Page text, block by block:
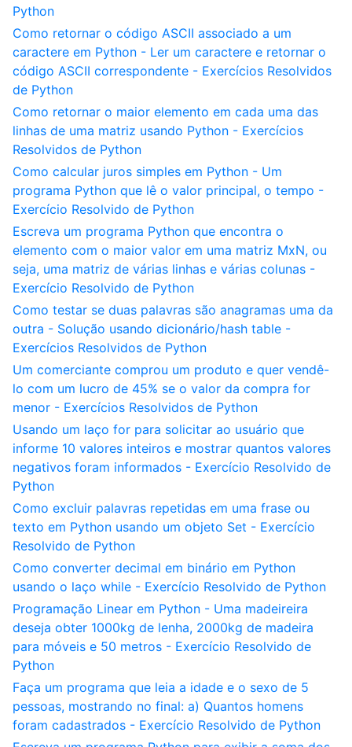
Python
Como retornar o código ASCII associado a um
caractere em Python - Ler um caractere e retornar o
código ASCII correspondente - Exercícios Resolvidos
de Python
Como retornar o maior elemento em cada uma das
linhas de uma matriz usando Python - Exercícios
Resolvidos de Python
Como calcular juros simples em Python - Um
programa Python que lê o valor principal, o tempo -
Exercício Resolvido de Python
Escreva um programa Python que encontra o
elemento com o maior valor em uma matriz MxN, ou
seja, uma matriz de várias linhas e várias colunas -
Exercício Resolvido de Python
Como testar se duas palavras são anagramas uma da
outra - Solução usando dicionário/hash table -
Exercícios Resolvidos de Python
Um comerciante comprou um produto e quer vendê-
lo com um lucro de 45% se o valor da compra for
menor - Exercícios Resolvidos de Python
Usando um laço for para solicitar ao usuário que
informe 10 valores inteiros e mostrar quantos valores
negativos foram informados - Exercício Resolvido de
Python
Como excluir palavras repetidas em uma frase ou
texto em Python usando um objeto Set - Exercício
Resolvido de Python
Como converter decimal em binário em Python
usando o laço while - Exercício Resolvido de Python
Programação Linear em Python - Uma madeireira
deseja obter 1000kg de lenha, 2000kg de madeira
para móveis e 50 metros - Exercício Resolvido de
Python
Faça um programa que leia a idade e o sexo de 5
pessoas, mostrando no final: a) Quantos homens
foram cadastrados - Exercício Resolvido de Python